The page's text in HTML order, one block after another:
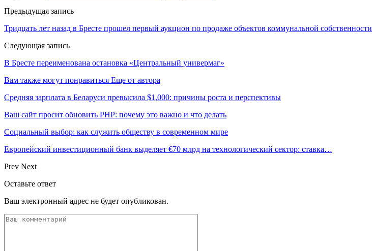
Предыдущая запись
Тридцать лет назад в Бресте прошел первый аукцион по продаже объектов коммунальной собственности
Следующая запись
В Бресте переименована остановка «Центральный универмаг»
Вам также могут понравиться Еще от автора
Средняя зарплата в Беларуси превысила $1,000: причины роста и перспективы
Ваш сайт просит обновить PHP: почему это важно и что делать
Социальный выбор: как служить обществу в современном мире
Европейский инвестиционный банк выделяет €70 млрд на технологический сектор: ставка…
Prev Next
Оставьте ответ
Ваш электронный адрес не будет опубликован.